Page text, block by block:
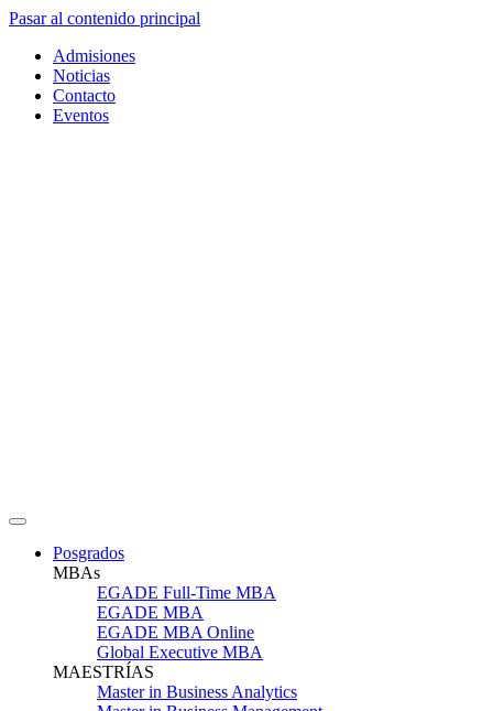
Pasar al contenido principal
Admisiones
Noticias
Contacto
Eventos
Posgrados
MBAs
EGADE Full-Time MBA
EGADE MBA
EGADE MBA Online
Global Executive MBA
MAESTRÍAS
Master in Business Analytics